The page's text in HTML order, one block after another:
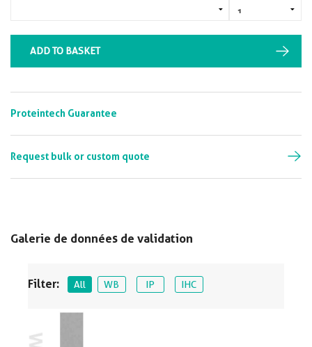
Galerie de données de validation
Filter: All WB IP IHC
ADD TO BASKET
Proteintech Guarantee
Request bulk or custom quote